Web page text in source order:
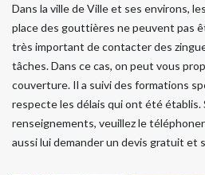
Dans la ville de Ville et ses environs,
place des gouttières ne peuvent pas
très important de contacter des
tâches. Dans ce cas, on peut vous
couverture. Il a suivi des formations
respecte les délais qui ont été établis.
renseignements, veuillez le
aussi lui demander un devis gratuit et